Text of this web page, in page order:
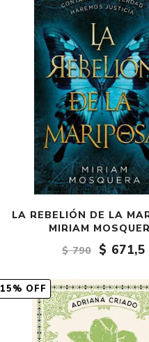
LA REBELIÓN DE LA
MIRIAM
$ 790
$ 671,5
15% OFF